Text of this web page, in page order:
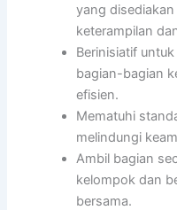
yang
keterampilan
Berinisiatif
bagian-bagian
efisien.
Mematuhi
melindungi
Ambil bagian
kelompok dan
bersama.